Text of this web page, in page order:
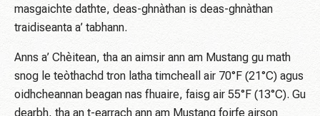
masgaichte dathte, deas-ghnàthan is deas-ghnàthan
traidiseanta a’ tabhann.
Anns a’ Chèitean, tha an aimsir ann am Mustang gu math
snog le teòthachd tron ​​latha timcheall air 70°F (21°C) agus
oidhcheannan beagan nas fhuaire, faisg air 55°F (13°C). Gu
dearbh, tha an t-earrach ann am Mustang foirfe airson